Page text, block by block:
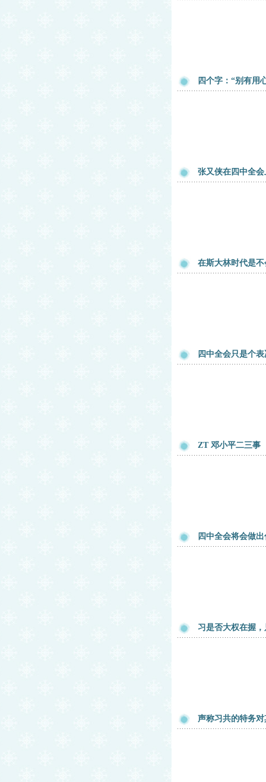
四个字：“别有用
张又侠在四中全
在斯大林时代是
四中全会只是个
ZT 邓小平二三事
四中全会将会做
习是否大权在握
声称习共的特务